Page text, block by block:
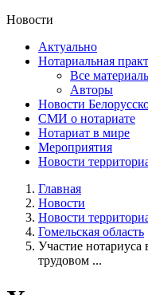
Новости
Актуально
Нотариальная
Все
Авторы
Новости
СМИ о нотариате
Нотариат в мире
Мероприятия
Новости
Главная
Новости
Новости
Гомельская область
Участие
трудовом ...